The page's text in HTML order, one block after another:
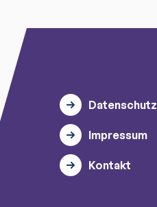
Datenschutz
Impressum
Kontakt